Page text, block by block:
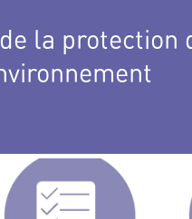
la protection